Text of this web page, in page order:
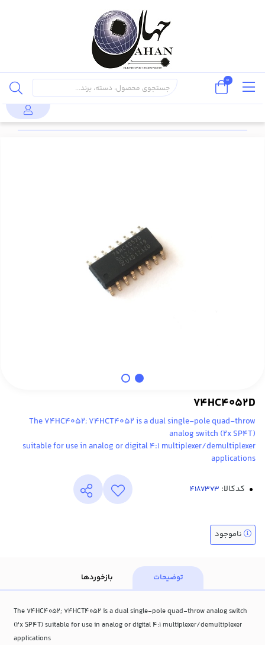
مدارات
تراشه های
74HC4052D
74HC4052D
The 74HC4052; 74HCT4052 is a dual single-pole quad-throw
analog switch (2x SP4T)
suitable for use in analog or digital 4:1 multiplexer/demultiplexer
applications
کدکالا:
ناموجود
توضیحات بازخوردها
The 74HC4052; 74HCT4052 is a dual single-pole quad-throw analog switch
(2x SP4T) suitable for use in analog or digital 4:1 multiplexer/demultiplexer
applications
0